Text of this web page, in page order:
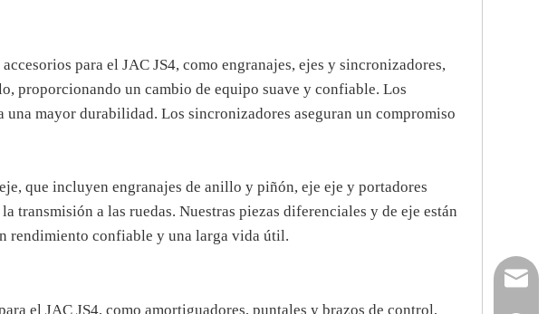
para el JAC JS4, como engranajes, ejes y sincronizadores,
proporcionando un cambio de equipo suave y confiable. Los
mayor durabilidad. Los sincronizadores aseguran un compromiso
que incluyen engranajes de anillo y piñón, eje eje y portadores
transmisión a las ruedas. Nuestras piezas diferenciales y de eje están
rendimiento confiable y una larga vida útil.
el JAC JS4, como amortiguadores, puntales y brazos de control,